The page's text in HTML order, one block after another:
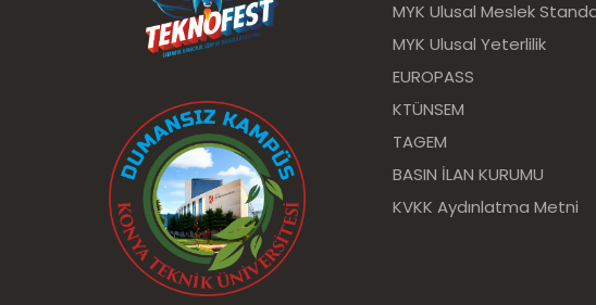
MYK Ulusal Meslek
MYK Ulusal Yeterlilik
EUROPASS
KTÜNSEM
TAGEM
BASIN İLAN KURUMU
KVKK Aydınlatma Metni